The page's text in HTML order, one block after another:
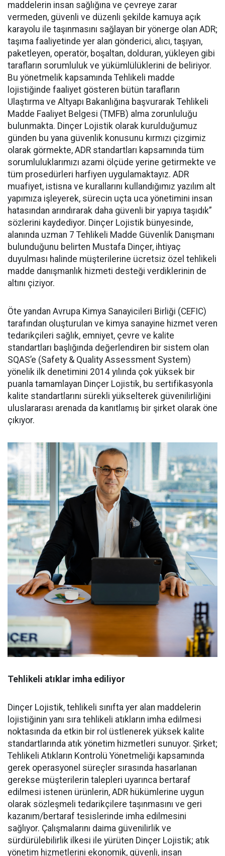
maddelerin insan sağlığına ve çevreye zarar
vermeden, güvenli ve düzenli şekilde kamuya açık
karayolu ile taşınmasını sağlayan bir yönerge olan ADR;
taşıma faaliyetinde yer alan gönderici, alıcı, taşıyan,
paketleyen, operatör, boşaltan, dolduran, yükleyen gibi
tarafların sorumluluk ve yükümlülüklerini de beliriyor.
Bu yönetmelik kapsamında Tehlikeli madde
lojistiğinde faaliyet gösteren bütün tarafların
Ulaştırma ve Altyapı Bakanlığına başvurarak Tehlikeli
Madde Faaliyet Belgesi (TMFB) alma zorunluluğu
bulunmakta. Dinçer Lojistik olarak kurulduğumuz
günden bu yana güvenlik konusunu kırmızı çizgimiz
olarak görmekte, ADR standartları kapsamında tüm
sorumluluklarımızı azami ölçüde yerine getirmekte ve
tüm prosedürleri harfiyen uygulamaktayız. ADR
muafiyet, istisna ve kurallarını kullandığımız yazılım alt
yapımıza işleyerek, sürecin uçta uca yönetimini insan
hatasından arındırarak daha güvenli bir yapıya taşıdık”
sözlerini kaydediyor. Dinçer Lojistik bünyesinde,
alanında uzman 7 Tehlikeli Madde Güvenlik Danışmanı
bulunduğunu belirten Mustafa Dinçer, ihtiyaç
duyulması halinde müşterilerine ücretsiz özel tehlikeli
madde danışmanlık hizmeti desteği verdiklerinin de
altını çiziyor.
Öte yandan Avrupa Kimya Sanayicileri Birliği (CEFIC)
tarafından oluşturulan ve kimya sanayine hizmet veren
tedarikçileri sağlık, emniyet, çevre ve kalite
standartları başlığında değerlendiren bir sistem olan
SQAS’e (Safety & Quality Assessment System)
yönelik ilk denetimini 2014 yılında çok yüksek bir
puanla tamamlayan Dinçer Lojistik, bu sertifikasyonla
kalite standartlarını sürekli yükselterek güvenilirliğini
uluslararası arenada da kanıtlamış bir şirket olarak öne
çıkıyor.
Tehlikeli atıklar imha ediliyor
Dinçer Lojistik, tehlikeli sınıfta yer alan maddelerin
lojistiğinin yanı sıra tehlikeli atıkların imha edilmesi
noktasında da etkin bir rol üstlenerek yüksek kalite
standartlarında atık yönetim hizmetleri sunuyor. Şirket;
Tehlikeli Atıkların Kontrolü Yönetmeliği kapsamında
gerek operasyonel süreçler sırasında hasarlanan
gerekse müşterilerin talepleri uyarınca bertaraf
edilmesi istenen ürünlerin, ADR hükümlerine uygun
olarak sözleşmeli tedarikçilere taşınmasını ve geri
kazanım/bertaraf tesislerinde imha edilmesini
sağlıyor. Çalışmalarını daima güvenilirlik ve
sürdürülebilirlik ilkesi ile yürüten Dinçer Lojistik; atık
yönetim hizmetlerini ekonomik, güvenli, insan